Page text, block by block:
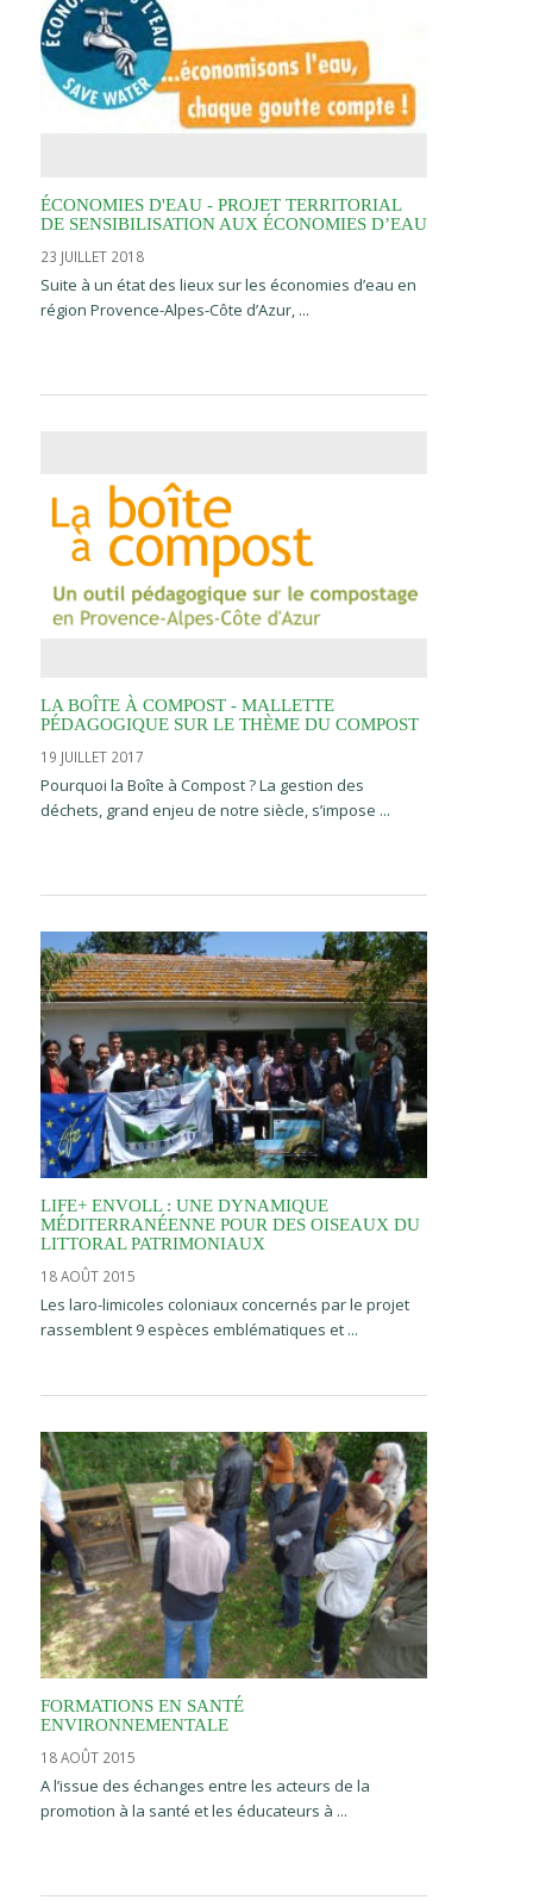
ÉCONOMIES D'EAU - PROJET TERRITORIAL
DE SENSIBILISATION AUX ÉCONOMIES D’EAU
23 JUILLET 2018
Suite à un état des lieux sur les économies d’eau en
région Provence-Alpes-Côte d’Azur, ...
LA BOÎTE À COMPOST - MALLETTE
PÉDAGOGIQUE SUR LE THÈME DU COMPOST
19 JUILLET 2017
Pourquoi la Boîte à Compost ? La gestion des
déchets, grand enjeu de notre siècle, s’impose ...
LIFE+ ENVOLL : UNE DYNAMIQUE
MÉDITERRANÉENNE POUR DES OISEAUX DU
LITTORAL PATRIMONIAUX
18 AOÛT 2015
Les laro-limicoles coloniaux concernés par le projet
rassemblent 9 espèces emblématiques et ...
FORMATIONS EN SANTÉ
ENVIRONNEMENTALE
18 AOÛT 2015
A l’issue des échanges entre les acteurs de la
promotion à la santé et les éducateurs à ...